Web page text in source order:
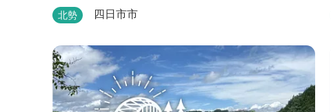
理も楽しめます。
北勢 四日市市